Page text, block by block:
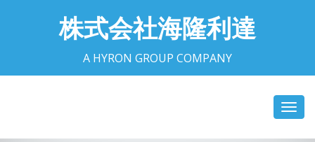
株式会社海隆利達
A HYRON GROUP COMPANY